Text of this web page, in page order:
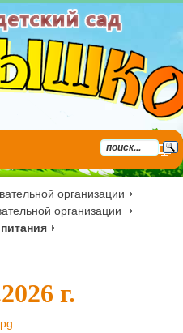
организации
организации
г.